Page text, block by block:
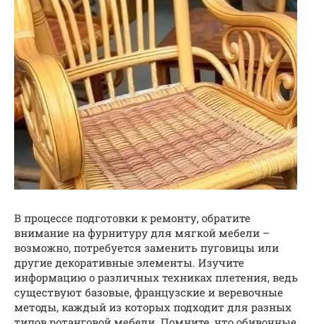
В процессе подготовки к ремонту, обратите
внимание на фурнитуру для мягкой мебели –
возможно, потребуется заменить пуговицы или
другие декоративные элементы. Изучите
информацию о различных техниках плетения, ведь
существуют базовые, французские и веревочные
методы, каждый из которых подходит для разных